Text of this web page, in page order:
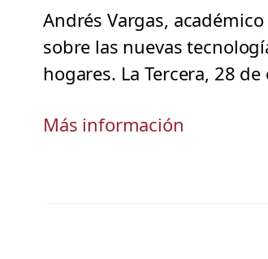
Andrés Vargas,
sobre las nuevas
hogares. La Tercera, 28
Más información